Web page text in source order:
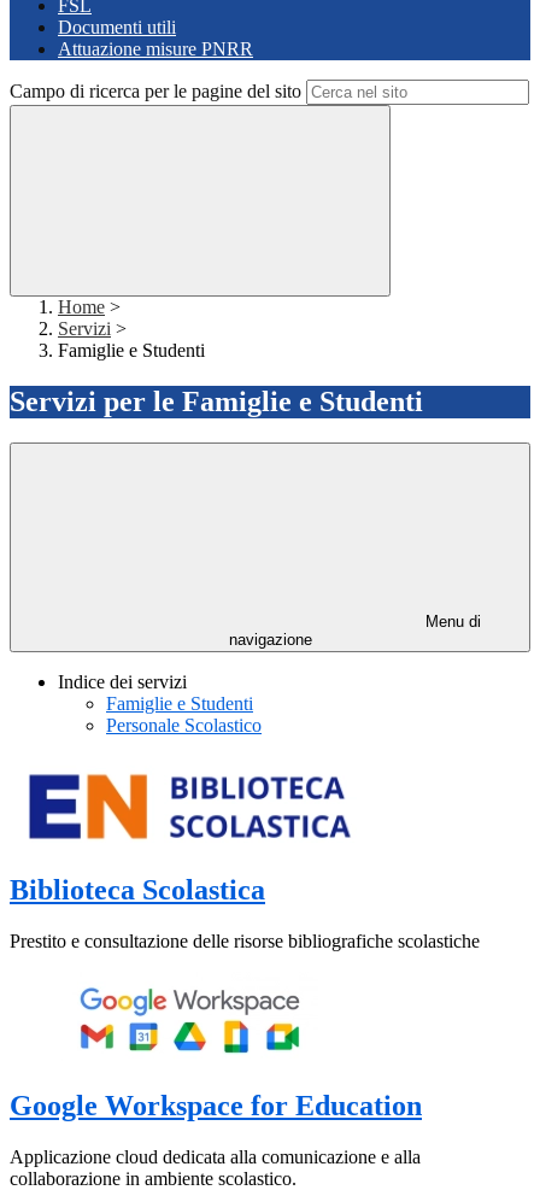
FSL
Documenti utili
Attuazione misure PNRR
Campo di ricerca per le pagine del sito
Home >
Servizi >
Famiglie e Studenti
Servizi per le Famiglie e Studenti
Menu di
navigazione
Indice dei servizi
Famiglie e Studenti
Personale Scolastico
Biblioteca Scolastica
Prestito e consultazione delle risorse bibliografiche scolastiche
Google Workspace for Education
Applicazione cloud dedicata alla comunicazione e alla
collaborazione in ambiente scolastico.